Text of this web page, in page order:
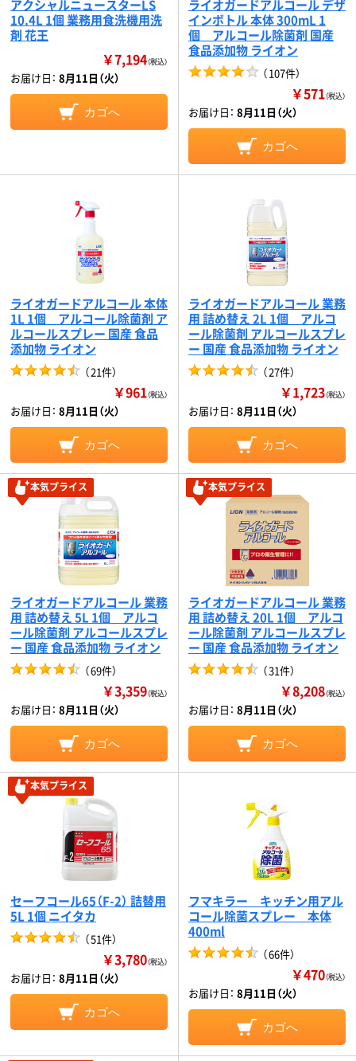
アクシャルニュースターLS
10.4L 1個 業務用食洗機用洗
剤 花王
￥7,194（税込）
お届け日： 8月11日（火）
カゴへ
ライオガードアルコール デザ
インボトル 本体 300mL 1
個 アルコール除菌剤 国産
食品添加物 ライオン
（107件）
￥571（税込）
お届け日： 8月11日（火）
カゴへ
ライオガードアルコール 本体
1L 1個 アルコール除菌剤 ア
ルコールスプレー 国産 食品
添加物 ライオン
（21件）
￥961（税込）
お届け日： 8月11日（火）
カゴへ
ライオガードアルコール 業務
用 詰め替え 2L 1個 アルコ
ール除菌剤 アルコールスプレ
ー 国産 食品添加物 ライオン
（27件）
￥1,723（税込）
お届け日： 8月11日（火）
カゴへ
本気プライス
ライオガードアルコール 業務
用 詰め替え 5L 1個 アルコ
ール除菌剤 アルコールスプレ
ー 国産 食品添加物 ライオン
（69件）
￥3,359（税込）
お届け日： 8月11日（火）
カゴへ
本気プライス
ライオガードアルコール 業務
用 詰め替え 20L 1個 アルコ
ール除菌剤 アルコールスプレ
ー 国産 食品添加物 ライオン
（31件）
￥8,208（税込）
お届け日： 8月11日（火）
カゴへ
本気プライス
セーフコール65（F-2） 詰替用
5L 1個 ニイタカ
（51件）
￥3,780（税込）
お届け日： 8月11日（火）
カゴへ
フマキラー キッチン用アル
コール除菌スプレー 本体
400ml
（66件）
￥470（税込）
お届け日： 8月11日（火）
カゴへ